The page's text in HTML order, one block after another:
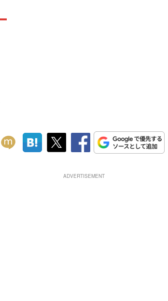
ADVERTISEMENT